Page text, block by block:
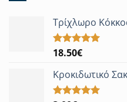
Τρίχλωρο
Βαθμολογήθηκε
από 5
18.50€
Κροκιδωτικό